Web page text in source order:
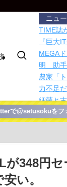
ニュ
TIME誌
『巨大
MEGA
明 助手
農家「
力不足だ
細菌と
「外国
言、全
238アカ
9,405円
豪ジェ
で@setusokuをフ
348円セ
い。